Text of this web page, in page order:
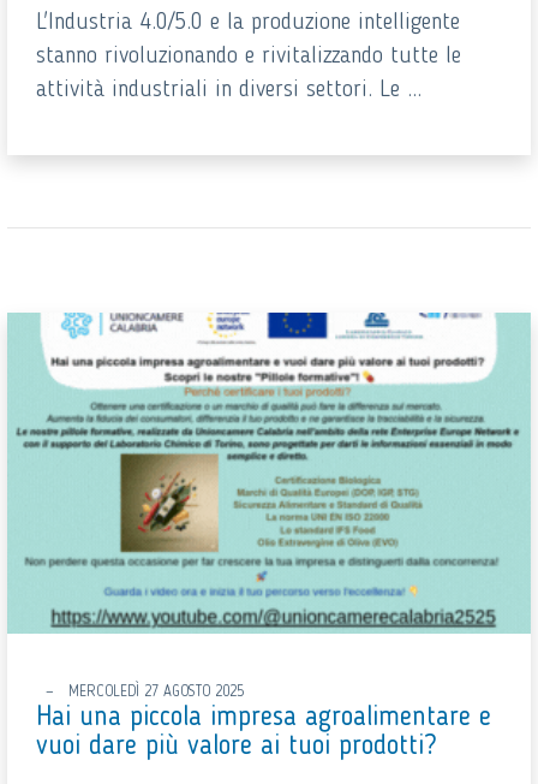
L'Industria 4.0/5.0 e la produzione intelligente
stanno rivoluzionando e rivitalizzando tutte le
attività industriali in diversi settori. Le ...
MERCOLEDÌ 27 AGOSTO 2025
Hai una piccola impresa agroalimentare e
vuoi dare più valore ai tuoi prodotti?